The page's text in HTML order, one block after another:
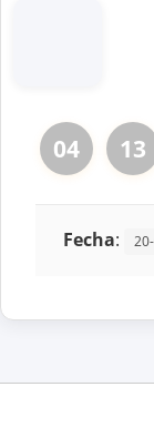
04 13
Fecha: